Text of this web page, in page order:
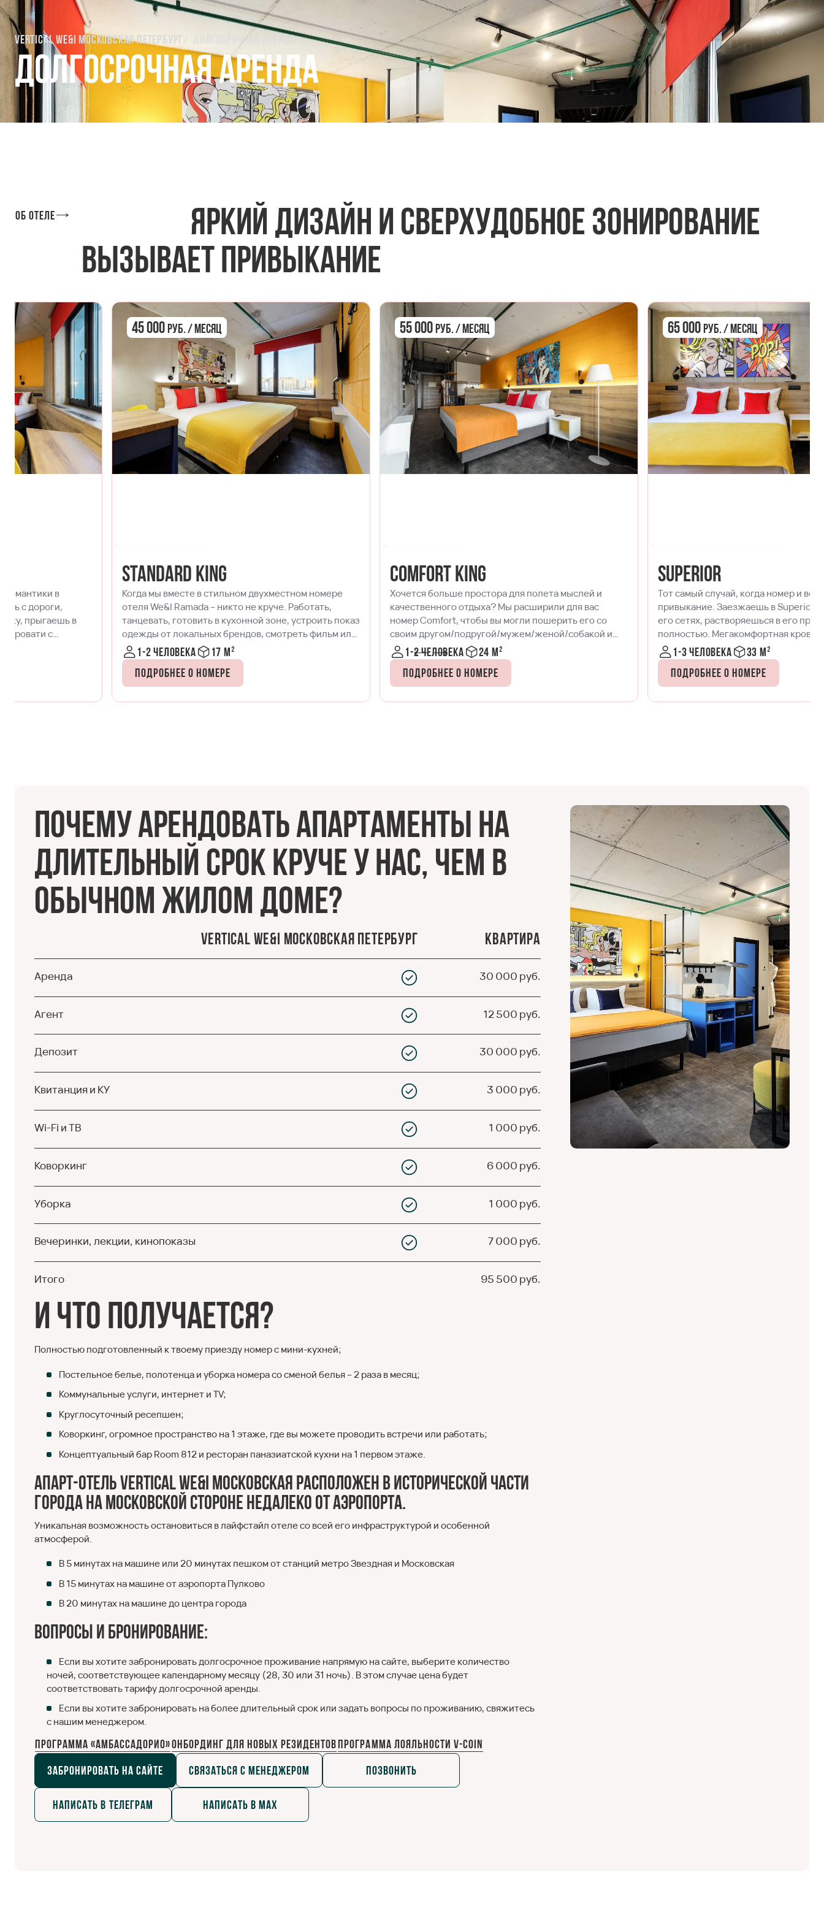
Vertical We&I Московская Петербург Долгосрочная аренда
Долгосрочная аренда
Об отеле
Яркий дизайн и сверхудобное зонирование
вызывает привыкание
45 000 руб. / Месяц
Standard King
Когда мы вместе в стильном двухместном номере
отеля We&I Ramada – никто не круче. Работать,
танцевать, готовить в кухонной зоне, устроить показ
одежды от локальных брендов, смотреть фильм или
заземлиться на йоге – удобное зонирование
пространства позволяет заниматься всем, чем
угодно вместе или по отдельности.
17 м²
55 000руб. / Месяц
Хочется больше простора для полета мыслей и
качественного отдыха? Мы расширили для вас
номер Comfort, чтобы вы могли пошерить его со
своим другом/подругой/мужем/женой/cобакой и
далее по списку. Работать, танцевать, готовить в
кухонной зоне, устроить фотосессию (дизайн
располагает), смотреть фильм или заземлиться на
йоге – удобное зонирование пространства
позволяет заниматься всем, чем угодно вместе или
24 м²
65 000 руб. / Месяц
Тот самый случай, когда номер и все в нем вызывает
привыкание. Заезжаешь в Superior и пропадаешь в
его сетях, растворяешься в его пространстве
полностью. Мегакомфортная кровать KING с
удобными ортопедическими матрасами, диван,
рабочая зона для креатива, кухонная зона,
сверхбыстрый бесплатный Wi-Fi, ТВ с плоским
экраном, ультрасовременное освещение и система
кондиционирования воздуха, которые можно
33 м²
Почему арендовать апартаменты на
длительный срок круче у нас, чем в
обычном жилом доме?
Vertical We&I Московская Петербург Квартира
Аренда 30 000 руб.
Агент 12 500 руб.
Депозит 30 000 руб.
Квитанция и КУ 3 000 руб.
Wi-Fi и ТВ 1 000 руб.
Коворкинг 6 000 руб.
Уборка 1 000 руб.
Вечеринки, лекции, кинопоказы 7 000 руб.
Итого 95 500 руб.
И что получается?
Полностью подготовленный к твоему приезду номер с мини-кухней;
Постельное белье, полотенца и уборка номера со сменой белья – 2 раза в месяц;
Коммунальные услуги, интернет и TV;
Круглосуточный ресепшен;
Коворкинг, огромное пространство на 1 этаже, где вы можете проводить встречи или работать;
Концептуальный бар Room 812 и ресторан паназиатской кухни на 1 первом этаже.
Апарт-отель Vertical We&I Московская расположен в исторической части
города на московской стороне недалеко от аэропорта.
Уникальная возможность остановиться в лайфстайл отеле со всей его инфраструктурой и особенной
атмосферой.
В 5 минутах на машине или 20 минутах пешком от станций метро Звездная и Московская
В 15 минутах на машине от аэропорта Пулково
В 20 минутах на машине до центра города
Вопросы и бронирование:
Если вы хотите забронировать долгосрочное проживание напрямую на сайте, выберите количество
ночей, соответствующее календарному месяцу (28, 30 или 31 ночь). В этом случае цена будет
соответствовать тарифу долгосрочной аренды.
Если вы хотите забронировать на более длительный срок или задать вопросы по проживанию, свяжитесь
с нашим менеджером.
Программа «Амбассадорио»Онбординг для новых резидентовПрограмма лояльности V-COIN
Забронировать на сайте Связаться с менеджером Позвонить
Написать в телеграм Написать в max